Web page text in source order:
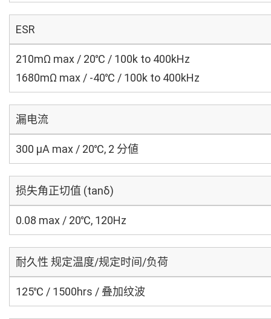
ESR
210mΩ max / 20℃ / 100k to 400kHz
1680mΩ max / -40℃ / 100k to 400kHz
漏电流
300 μA max / 20℃, 2 分値
损失角正切值 (tanδ)
0.08 max / 20℃, 120Hz
耐久性 规定温度/规定时间/负荷
125℃ / 1500hrs / 叠加纹波